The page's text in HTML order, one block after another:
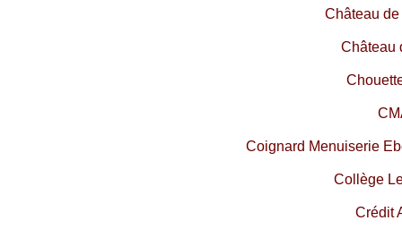
Château
Château
Coignard Menuiserie
Collège
Crédit